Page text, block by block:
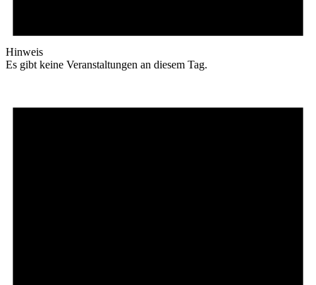
Hinweis
Es gibt keine Veranstaltungen an diesem Tag.